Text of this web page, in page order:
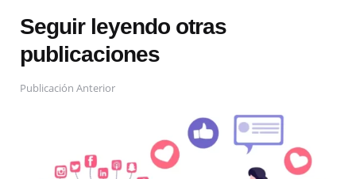
Seguir leyendo otras
publicaciones
Publicación Anterior